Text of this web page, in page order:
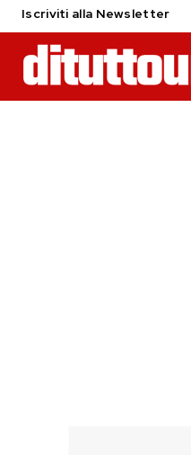
Iscriviti alla Newsletter